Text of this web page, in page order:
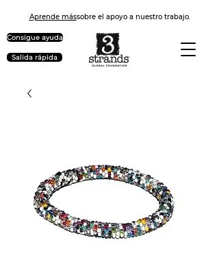
Aprende mássobre el apoyo a nuestro trabajo.
Consigue ayuda
Salida rápida